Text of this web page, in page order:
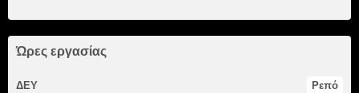
Ώρες εργασίας
ΔΕΥ Ρεπό